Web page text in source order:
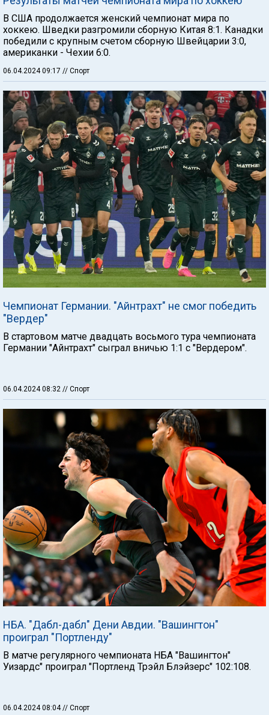
В США продолжается женский чемпионат мира по
хоккею. Шведки разгромили сборную Китая 8:1. Канадки
победили с крупным счетом сборную Швейцарии 3:0,
американки - Чехии 6:0.
06.04.2024 09:17 // Спорт
Чемпионат Германии. "Айнтрахт" не смог победить
"Вердер"
В стартовом матче двадцать восьмого тура чемпионата
Германии "Айнтрахт" сыграл вничью 1:1 с "Вердером".
06.04.2024 08:32 // Спорт
НБА. "Дабл-дабл" Дени Авдии. "Вашингтон"
проиграл "Портленду"
В матче регулярного чемпионата НБА "Вашингтон"
Уизардс" проиграл "Портленд Трэйл Блэйзерс" 102:108.
06.04.2024 08:04 // Спорт